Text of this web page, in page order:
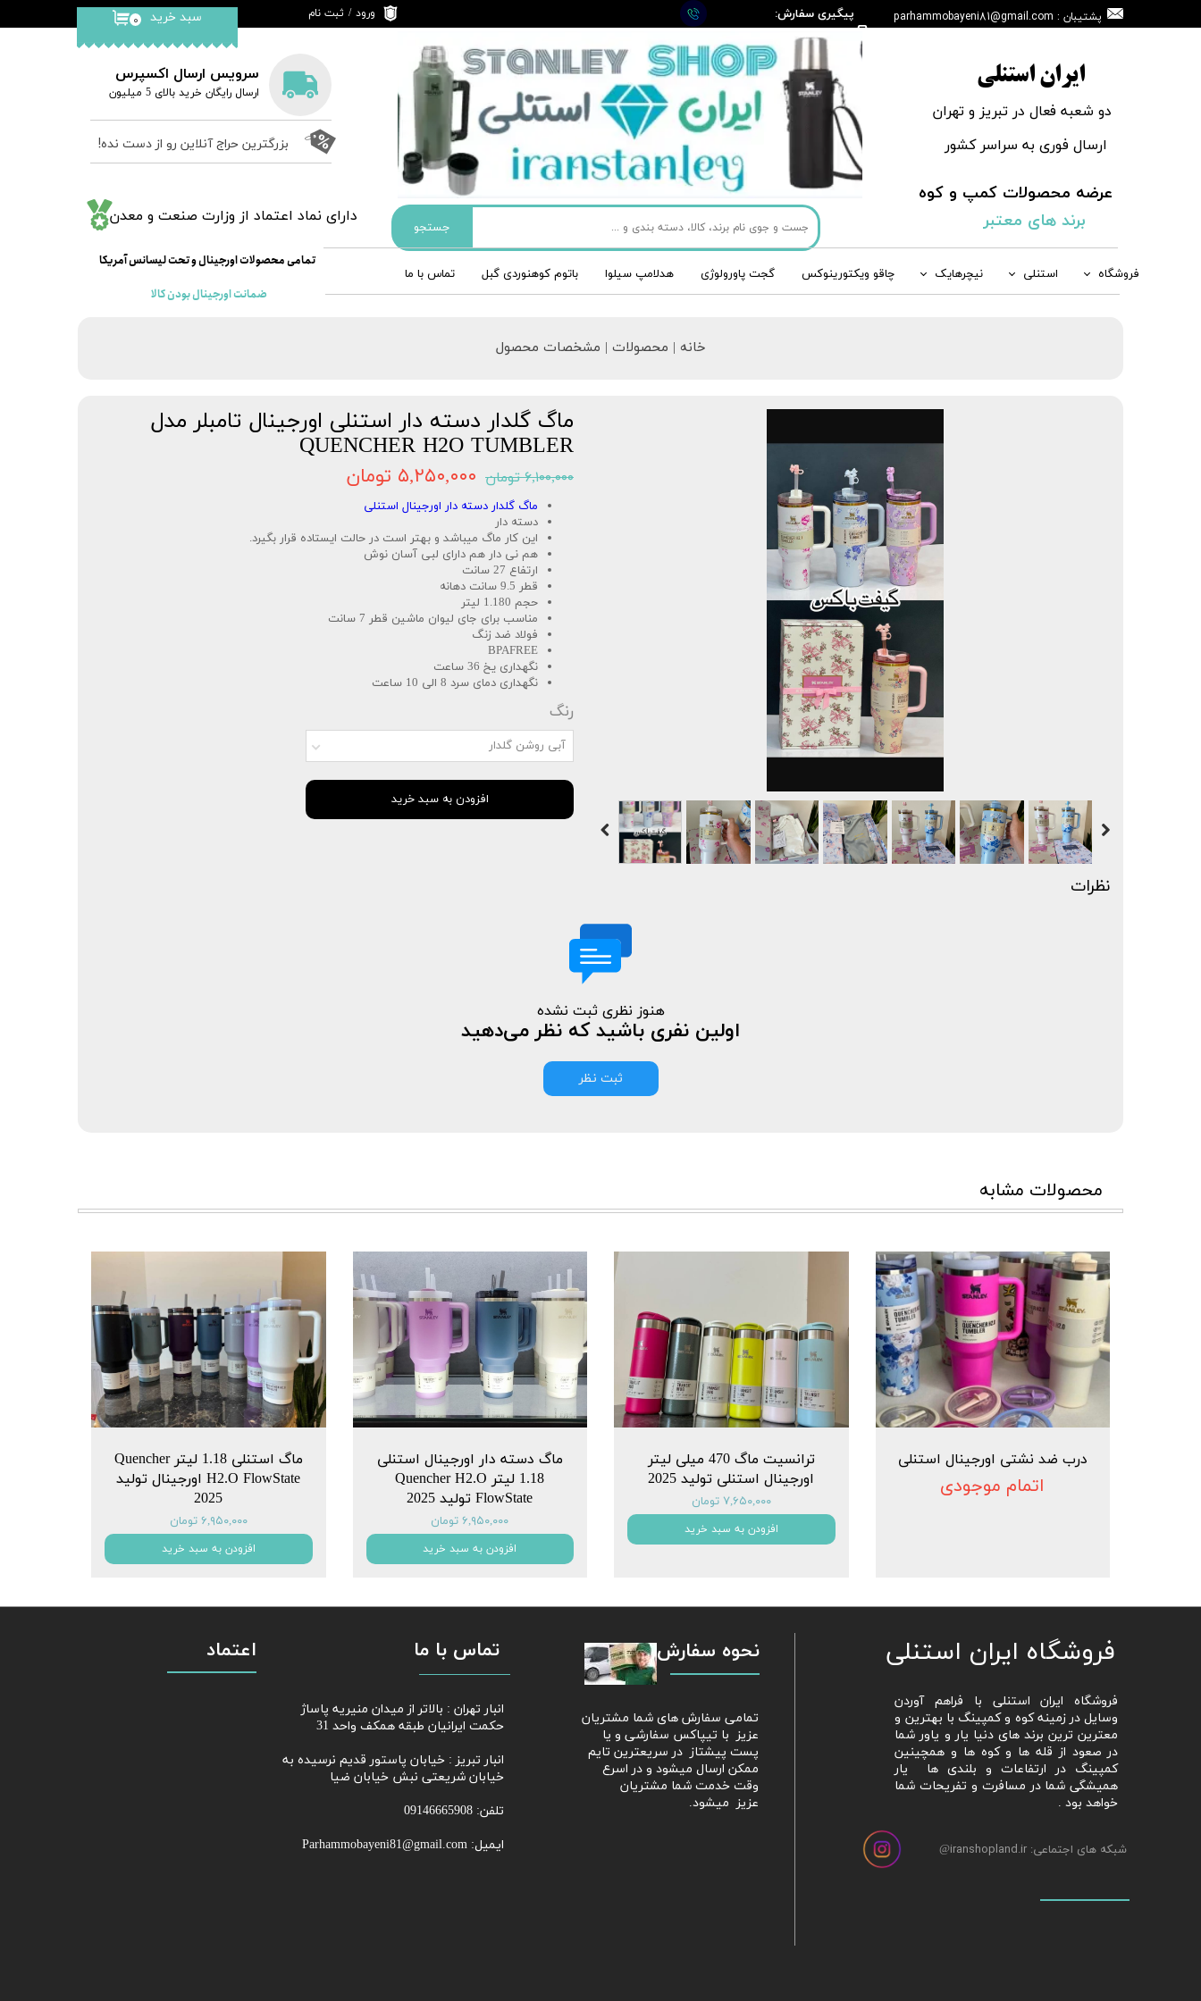
جستجو
سرویس ارسال اکسپرس
​ارسال رایگان خرید بالای 5 میلیون
پشتیبان : parhammobayeni81@gmail.com
پیگیری سفارش:
09146665908
۰ سبد خرید ورود / ثبت نام
تغییر گذر واژه
خروج از حساب
فروشگاه استنلی نیچرهایک چاقو ویکتورینوکس گجت پاورولوژی هدلامپ سیلوا باتوم کوهنوردی گبل تماس با ما
بزرگترین حراج آنلاین رو از دست نده!
​دارای نماد اعتماد از وزارت صنعت و معدن
​​​تمامی محصولات اورجینال و تحت لیسانس آمریکا
ضمانت اورجینال بودن کالا
ایران استنلی
دو شعبه فعال در تبریز و تهران
ارسال فوری به سراسر کشور
عرضه محصولات کمپ و کوه
برند های معتبر
خانه | محصولات | مشخصات محصول
ماگ گلدار دسته دار استنلی اورجینال تامبلر مدل
QUENCHER H2O TUMBLER
۶,۱۰۰,۰۰۰ تومان ۵,۲۵۰,۰۰۰ تومان
ماگ گلدار دسته دار اورجینال استنلی
دسته دار
این کار ماگ میباشد و بهتر است در حالت ایستاده قرار بگیرد.
هم نی دار هم دارای لبی آسان نوش
ارتفاع 27 سانت
قطر 9.5 سانت دهانه
حجم 1.180 لیتر
مناسب برای جای لیوان ماشین قطر 7 سانت
فولاد ضد زنگ
BPAFREE
نگهداری یخ 36 ساعت
نگهداری دمای سرد 8 الی 10 ساعت
رنگ
آبی روشن گلدار
افزودن به سبد خرید
نظرات
هنوز نظری ثبت نشده
اولین نفری باشید که نظر می‌دهید
ثبت نظر
محصولات مشابه
درب ضد نشتی اورجینال استنلی
اتمام موجودی
ترانسیت ماگ 470 میلی لیتر
اورجینال استنلی تولید 2025
۷,۶۵۰,۰۰۰ تومان
افزودن به سبد خرید
ماگ دسته دار اورجینال استنلی
1.18 لیتر Quencher H2.O
FlowState تولید 2025
۶,۹۵۰,۰۰۰ تومان
افزودن به سبد خرید
ماگ استنلی 1.18 لیتر Quencher
H2.O FlowState اورجینال تولید
2025
۶,۹۵۰,۰۰۰ تومان
افزودن به سبد خرید
فروشگاه ایران استنلی با فراهم آوردن
وسایل در زمینه کوه و کمپینگ با بهترین و
معترین ترین برند های دنیا یار و یاور شما
در صعود از قله ها و کوه ها و همچینین
کمپینگ در ارتفاعات و بلندی ها یار
همیشگی شما در مسافرت و تفریحات شما
خواهد بود .
شبکه های اجتماعی: iranshopland.ir @
​فروشگاه ایران استنلی نحوه سفارش
​تمامی سفارش های شما مشتریان
عزیز با تیپاکس سفارشی و یا
پست پیشتاز در سریعترین تایم
ممکن ارسال میشود و در اسرع
وقت خدمت شما مشتریان
عزیز میشود.
اعتماد تماس با ما
​​انبار تهران : بالاتر از میدان منیریه پاساژ
حکمت ایرانیان طبقه همکف واحد 31
​​​​​​​انبار تبریز : خیابان پاستور قدیم نرسیده به
خیابان شریعتی نبش خیابان ضیا
تلفن: 09146665908
ایمیل: Parhammobayeni81@gmail.com​​​​​​​